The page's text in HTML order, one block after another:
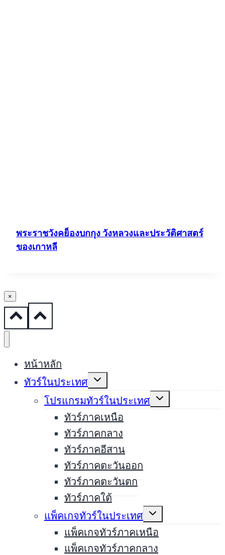
พระราชวังคย็องบกกุง วังหลวงและประวัติศาสตร์
ของเกาหลี
×
หน้าหลัก
ทัวร์ในประเทศ
Expand
โปรแกรมทัวร์ในประเทศ
Expand
ทัวร์ภาคเหนือ
ทัวร์ภาคกลาง
ทัวร์ภาคอีสาน
ทัวร์ภาคตะวันออก
ทัวร์ภาคตะวันตก
ทัวร์ภาคใต้
แพ็คเกจทัวร์ในประเทศ
Expand
แพ็คเกจทัวร์ภาคเหนือ
แพ็คเกจทัวร์ภาคกลาง